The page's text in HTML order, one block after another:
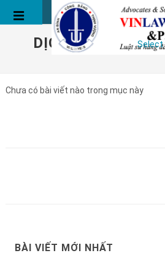
Select
DỊCH VỤ SANG
Chưa có bài viết nào trong mục này
BÀI VIẾT MỚI NHẤT